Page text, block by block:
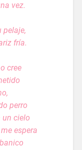
vez.
pelaje,
fría.
cree
perro
un cielo
espera